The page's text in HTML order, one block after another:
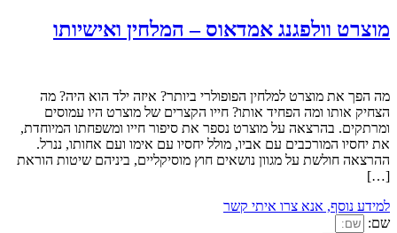
מוצרט וולפגנג אמדאוס – המלחין ואישיותו
מה הפך את מוצרט למלחין הפופולרי ביותר? איזה ילד הוא היה? מה
הצחיק אותו ומה הפחיד אותו? חייו הקצרים של מוצרט היו עמוסים
ומרתקים. בהרצאה על מוצרט נספר את סיפור חייו ומשפחתו המיוחדת,
את יחסיו המורכבים עם אביו, מולל יחסיו עם אימו ועם אחותו, ננרל.
ההרצאה חולשת על מגוון נושאים חוץ מוסיקליים, ביניהם שיטות הוראת
[…]
למידע נוסף, אנא צרו איתי קשר
שם: